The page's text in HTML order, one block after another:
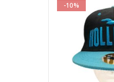
-10%